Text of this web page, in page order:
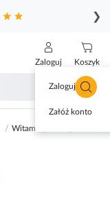
❯
Zaloguj
Zaloguj się
Załóż konto
Koszyk
Witaminy na odporność